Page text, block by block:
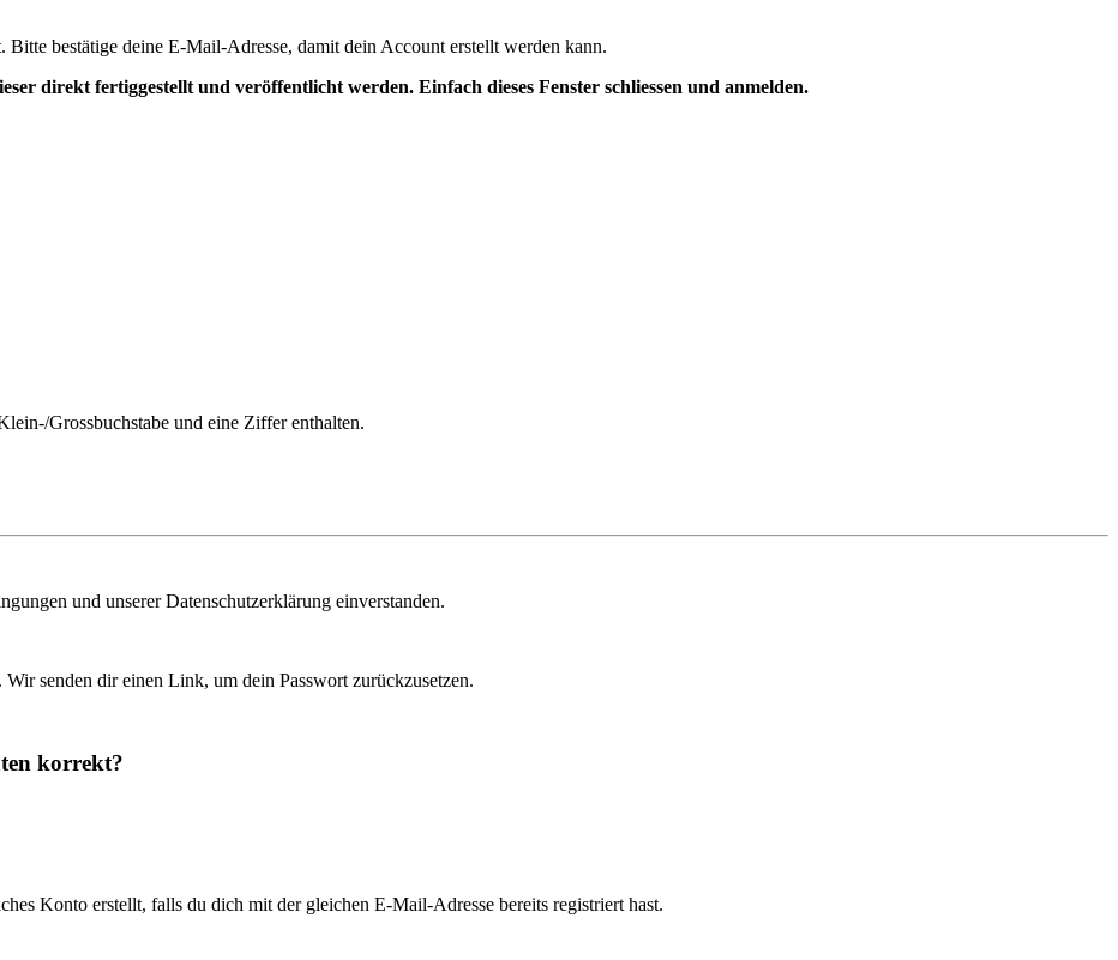
bestätige deine E-Mail-Adresse, damit dein Account erstellt werden kann.
direkt fertiggestellt und veröffentlicht werden. Einfach dieses Fenster schliessen und anmelden.
Grossbuchstabe und eine Ziffer enthalten.
und unserer Datenschutzerklärung einverstanden.
senden dir einen Link, um dein Passwort zurückzusetzen.
korrekt?
Konto erstellt, falls du dich mit der gleichen E-Mail-Adresse bereits registriert hast.